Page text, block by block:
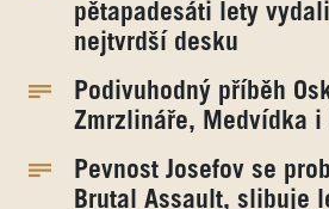
pětapadesáti lety
nejtvrdší desku
Podivuhodný příběh
Zmrzlináře, Medvídka i
Pevnost Josefov se
Brutal Assault, slibuje